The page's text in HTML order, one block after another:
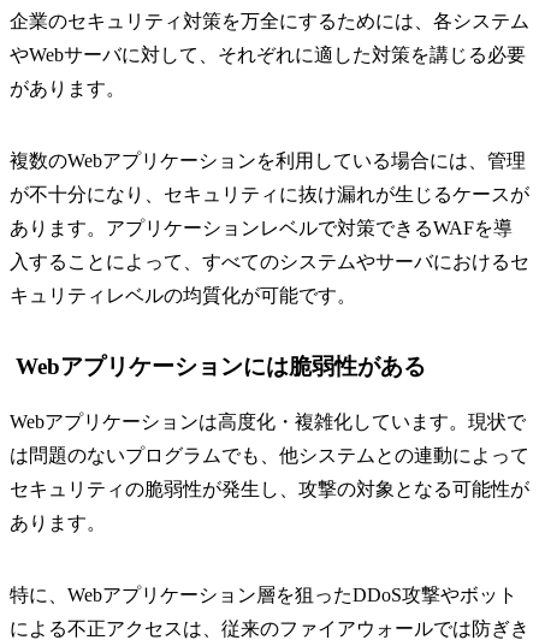
企業のセキュリティ対策を万全にするためには、各システム
やWebサーバに対して、それぞれに適した対策を講じる必要
があります。
複数のWebアプリケーションを利用している場合には、管理
が不十分になり、セキュリティに抜け漏れが生じるケースが
あります。アプリケーションレベルで対策できるWAFを導
入することによって、すべてのシステムやサーバにおけるセ
キュリティレベルの均質化が可能です。
Webアプリケーションには脆弱性がある
Webアプリケーションは高度化・複雑化しています。現状で
は問題のないプログラムでも、他システムとの連動によって
セキュリティの脆弱性が発生し、攻撃の対象となる可能性が
あります。
特に、Webアプリケーション層を狙ったDDoS攻撃やボット
による不正アクセスは、従来のファイアウォールでは防ぎき